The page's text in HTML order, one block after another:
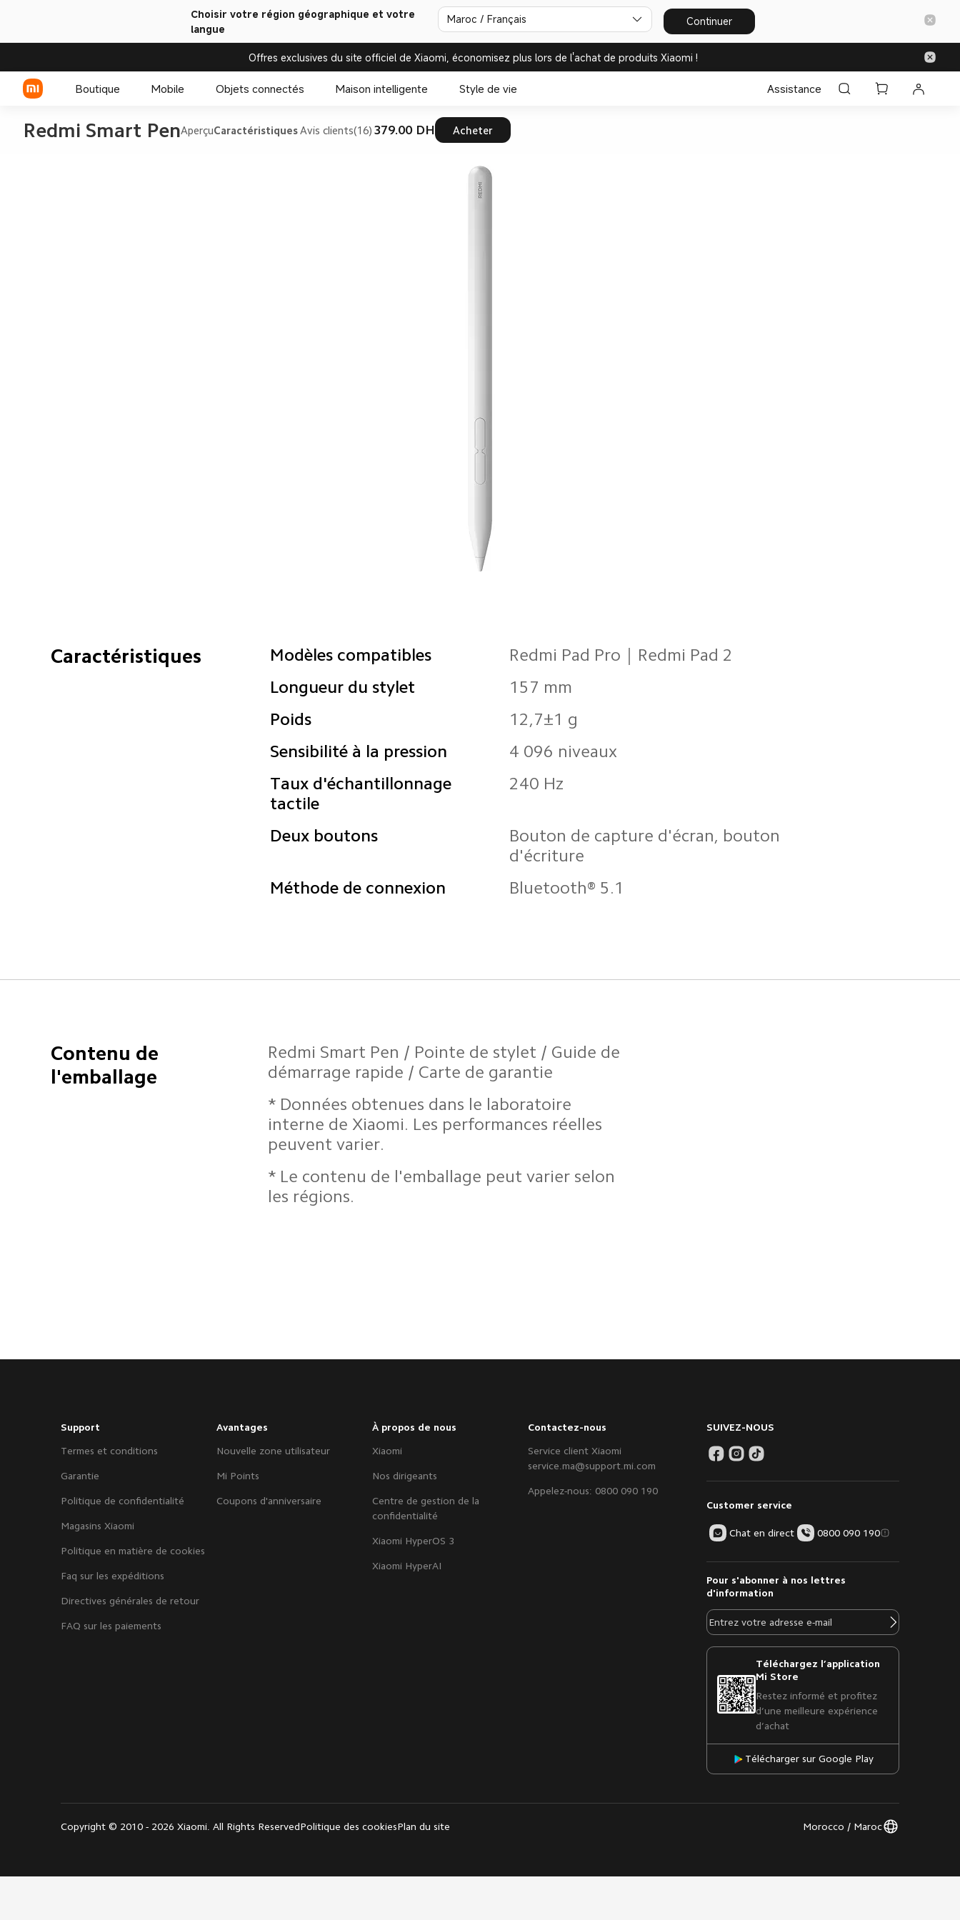
Choisir votre région géographique et votre
langue
Maroc / Français Continuer
Offres exclusives du site officiel de Xiaomi, économisez plus lors de l'achat de produits Xiaomi !
Boutique Mobile Objets connectés Maison intelligente Style de vie Assistance
Redmi Smart PenAperçuCaractéristiques Avis clients(16) 379.00‎ DH‎ Acheter
Modèles compatibles
Redmi Pad Pro｜Redmi Pad 2
Longueur du stylet
157 mm
Poids
12,7±1 g
Sensibilité à la pression
4 096 niveaux
Taux d'échantillonnage
tactile
240 Hz
Deux boutons
Bouton de capture d'écran, bouton
d'écriture
Méthode de connexion
Bluetooth® 5.1
Contenu de
l'emballage
Redmi Smart Pen / Pointe de stylet / Guide de
démarrage rapide / Carte de garantie
* Données obtenues dans le laboratoire
interne de Xiaomi. Les performances réelles
peuvent varier.
* Le contenu de l'emballage peut varier selon
les régions.
Support
Termes et conditions
Garantie
Politique de confidentialité
Magasins Xiaomi
Politique en matière de cookies
Faq sur les expéditions
Directives générales de retour
FAQ sur les paiements
Avantages
Nouvelle zone utilisateur
Mi Points
Coupons d'anniversaire
À propos de nous
Xiaomi
Nos dirigeants
Centre de gestion de la
confidentialité
Xiaomi HyperOS 3
Xiaomi HyperAI
Contactez-nous
Service client Xiaomi
service.ma@support.mi.com
Appelez-nous: 0800 090 190
SUIVEZ-NOUS
Customer service
Chat en direct 0800 090 190
Pour s'abonner à nos lettres
d'information
Téléchargez l’application
Mi Store
Restez informé et profitez
d’une meilleure expérience
d’achat
Télécharger sur Google Play
Copyright © 2010 - 2026 Xiaomi. All Rights ReservedPolitique des cookiesPlan du site Morocco / Maroc